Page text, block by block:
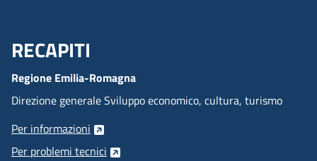
Menu Footer
RECAPITI
Regione Emilia-Romagna
Direzione generale Sviluppo economico, cultura, turismo
Per informazioni
Per problemi tecnici